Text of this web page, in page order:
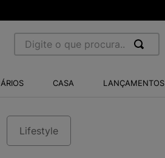
Digite o que procura...
CASA LANÇAMENTOS
Lifestyle
BALANCE 530